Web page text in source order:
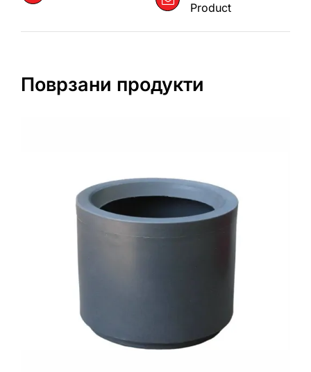
Product
Поврзани продукти